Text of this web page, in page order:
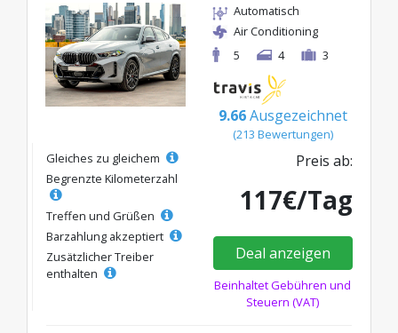
Automatisch
Air Conditioning
5
4 3
9.66 Ausgezeichnet
(213 Bewertungen)
Gleiches zu gleichem
Begrenzte Kilometerzahl
Treffen und Grüßen
Barzahlung akzeptiert
Zusätzlicher Treiber
enthalten
Preis ab:
117€/Tag
Deal anzeigen
Beinhaltet Gebühren und
Steuern (VAT)